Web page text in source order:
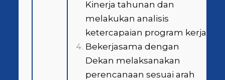
Kinerja tahunan dan
melakukan analisis
ketercapaian program kerja
Bekerjasama dengan
Dekan melaksanakan
perencanaan sesuai arah